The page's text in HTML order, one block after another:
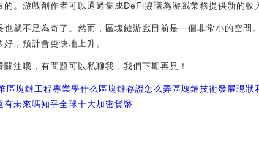
。游戲創作者可以通過集成DeFi協議為游戲業務提供新的收
也就不足為奇了。然而，區塊鏈游戲目前是一個非常小的空間
，預計會更快地上升。
注哦，有問題可以私聊我，我們下期再見！
區塊鏈工程專業學什么 區塊鏈存證怎么弄區塊鏈技術發展現狀
有未來嗎知乎全球十大加密貨幣